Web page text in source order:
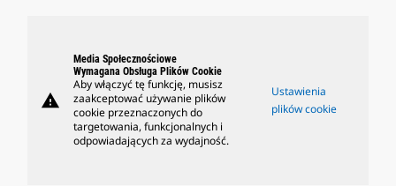
warning
Media Społecznościowe
Wymagana Obsługa Plików Cookie
Aby włączyć tę funkcję, musisz
zaakceptować używanie plików
cookie przeznaczonych do
targetowania, funkcjonalnych i
odpowiadających za wydajność.
Ustawienia
plików cookie